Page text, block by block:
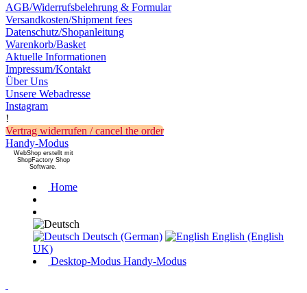
AGB/Widerrufsbelehrung & Formular
Versandkosten/Shipment fees
Datenschutz/Shopanleitung
Warenkorb/Basket
Aktuelle Informationen
Impressum/Kontakt
Über Uns
Unsere Webadresse
Instagram
!
Vertrag widerrufen / cancel the order
Handy-Modus
WebShop erstellt mit
ShopFactory Shop
Software.
Home
Deutsch (German)
English (English
UK)
Desktop-Modus Handy-Modus